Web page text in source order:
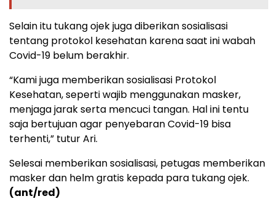
Selain itu tukang ojek juga diberikan sosialisasi
tentang protokol kesehatan karena saat ini wabah
Covid-19 belum berakhir.
“Kami juga memberikan sosialisasi Protokol
Kesehatan, seperti wajib menggunakan masker,
menjaga jarak serta mencuci tangan. Hal ini tentu
saja bertujuan agar penyebaran Covid-19 bisa
terhenti,” tutur Ari.
Selesai memberikan sosialisasi, petugas memberikan
masker dan helm gratis kepada para tukang ojek.
(ant/red)